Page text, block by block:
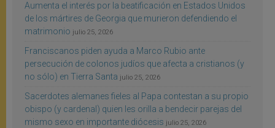
Aumenta el interés por la beatificación en Estados Unidos
de los mártires de Georgia que murieron defendiendo el
matrimonio julio 25, 2026
Franciscanos piden ayuda a Marco Rubio ante
persecución de colonos judíos que afecta a cristianos (y
no sólo) en Tierra Santa julio 25, 2026
Sacerdotes alemanes fieles al Papa contestan a su propio
obispo (y cardenal) quien les orilla a bendecir parejas del
mismo sexo en importante diócesis julio 25, 2026